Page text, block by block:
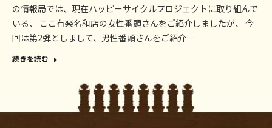
の情報局では、現在ハッピーサイクルプロジェクトに取り組んで
いる、 ここ有楽名和店の女性番頭さんをご紹介しましたが、 今
回は第2弾としまして、男性番頭さんをご紹介…
続きを読む